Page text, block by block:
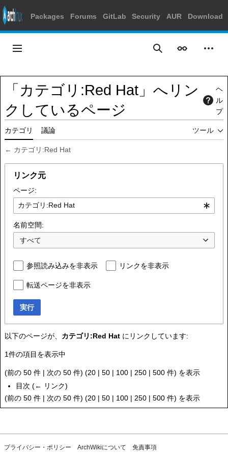
Packages Forums GitLab Security AUR Download
キ
ッ
プ
メインメニュー 検索 表示 個人
「カテゴリ:Red Hat」へリン
クしているページ
ヘ
ル
プ
カテゴリ 議論 ツール
← カテゴリ:Red Hat
リンク元
ページ:
名前空間:
すべて
参照読み込みを非表示 リンクを非表示
転送ページを非表示
実行
以下のページが、 カテゴリ:Red Hat にリンクしています:
1件の項目を表示中
(前の 50 件 | 次の 50 件) (20 | 50 | 100 | 250 | 500 件) を表示
目次 (← リンク)
(前の 50 件 | 次の 50 件) (20 | 50 | 100 | 250 | 500 件) を表示
プライバシー・ポリシー ArchWikiについて 免責事項